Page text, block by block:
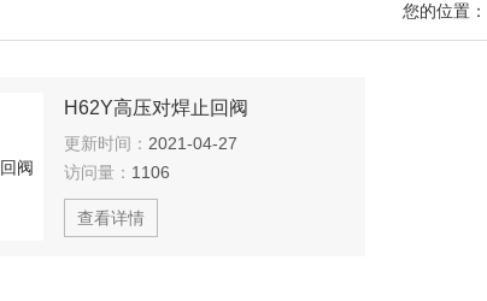
您的位置：
H62Y高压对焊止回阀
更新时间： 2021-04-27
访问量： 1106
查看详情